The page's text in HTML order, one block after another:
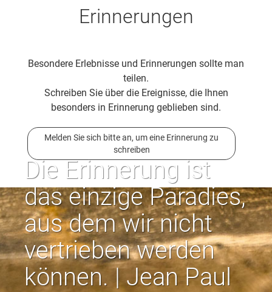
Erinnerungen
Besondere Erlebnisse und Erinnerungen sollte man
teilen.
Schreiben Sie über die Ereignisse, die Ihnen
besonders in Erinnerung geblieben sind.
Melden Sie sich bitte an, um eine Erinnerung zu
schreiben
Die Erinnerung ist
das einzige Paradies,
aus dem wir nicht
vertrieben werden
können. | Jean Paul